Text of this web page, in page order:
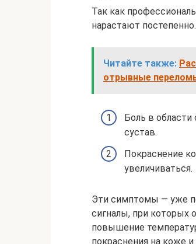
Так как
нарастают
Читайте также:
отрывные
Боль в области
сустав.
Покраснение
увеличиваться.
Эти симптомы — уже
сигналы, при которых
повышение
покраснения на коже